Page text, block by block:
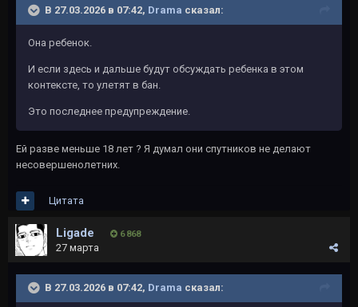
В 27.03.2026 в 07:42, Drama сказал:
Она ребенок.
И если здесь и дальше будут обсуждать ребенка в этом
контексте, то улетят в бан.
Это последнее предупреждение.
Ей разве меньше 18 лет ? Я думал они спутников не делают
несовершенолетних.
Цитата
Ligade 6 868
27 марта
В 27.03.2026 в 07:42, Drama сказал: